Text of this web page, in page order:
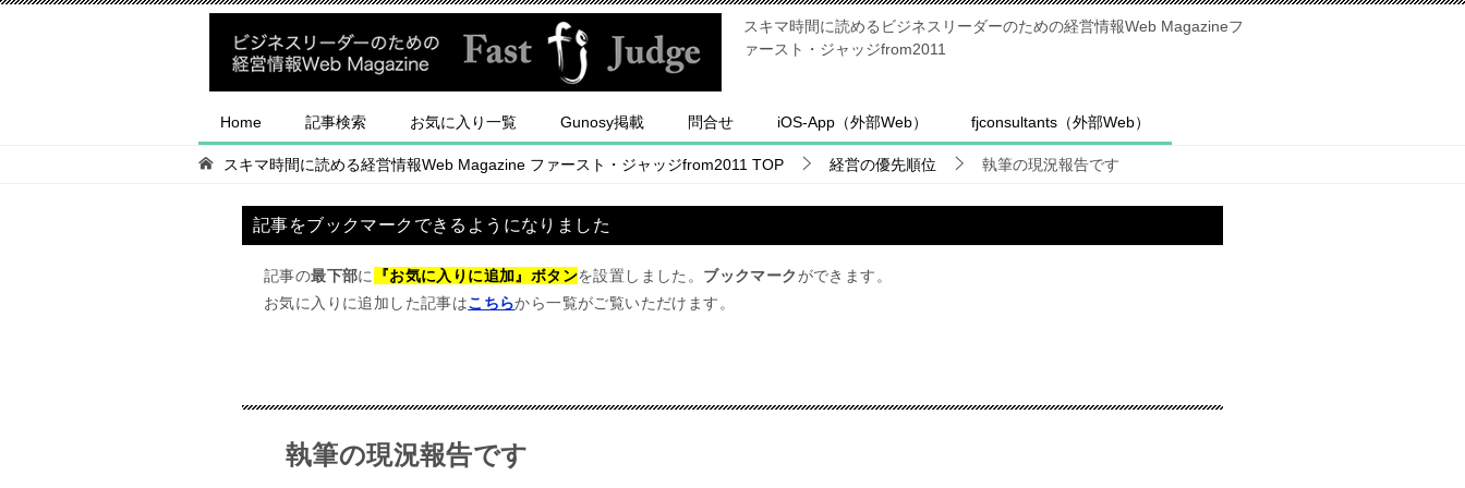
スキマ時間に読めるビジネスリーダーのための経営情報Web Magazineフ
ァースト・ジャッジfrom2011
Home 記事検索 お気に入り一覧 Gunosy掲載 問合せ iOS-App（外部Web） fjconsultants（外部Web）
スキマ時間に読める経営情報Web Magazine ファースト・ジャッジfrom2011 TOP 経営の優先順位 執筆の現況報告です
記事をブックマークできるようになりました
記事の最下部に 『お気に入りに追加』ボタンを設置しました。 ブックマーク ができます。
お気に入りに追加した記事はこちらから一覧がご覧いただけます。
執筆の現況報告です